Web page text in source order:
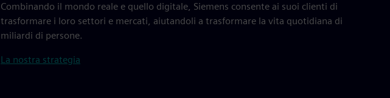
Combinando il mondo reale e quello digitale, Siemens consente ai suoi clienti di
trasformare i loro settori e mercati, aiutandoli a trasformare la vita quotidiana di
miliardi di persone.
La nostra strategia